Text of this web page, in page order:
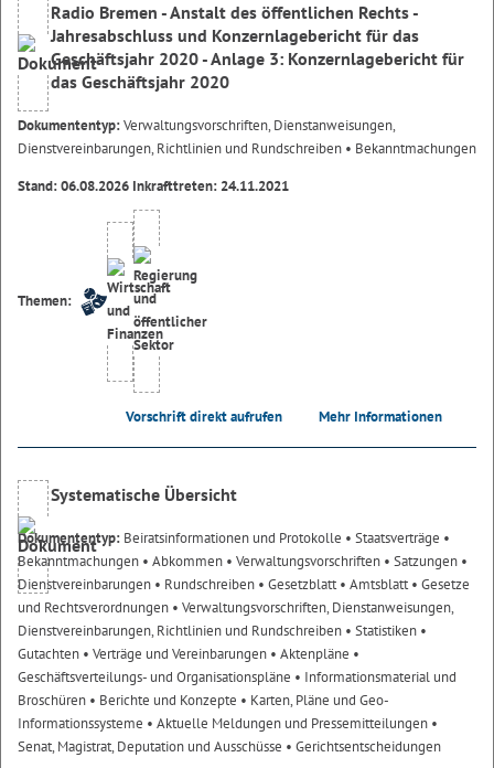
Radio Bremen - Anstalt des öffentlichen Rechts -
Jahresabschluss und Konzernlagebericht für das
Geschäftsjahr 2020 - Anlage 3: Konzernlagebericht für
das Geschäftsjahr 2020
Dokumententyp:Verwaltungsvorschriften, Dienstanweisungen,
Dienstvereinbarungen, Richtlinien und Rundschreiben • Bekanntmachungen
Stand: 06.08.2026 Inkrafttreten: 24.11.2021
Themen:
Vorschrift direkt aufrufen Mehr Informationen
Systematische Übersicht
Dokumententyp: Beiratsinformationen und Protokolle • Staatsverträge •
Bekanntmachungen • Abkommen • Verwaltungsvorschriften • Satzungen •
Dienstvereinbarungen • Rundschreiben • Gesetzblatt• Amtsblatt• Gesetze
und Rechtsverordnungen • Verwaltungsvorschriften, Dienstanweisungen,
Dienstvereinbarungen, Richtlinien und Rundschreiben • Statistiken •
Gutachten • Verträge und Vereinbarungen • Aktenpläne •
Geschäftsverteilungs- und Organisationspläne • Informationsmaterial und
Broschüren • Berichte und Konzepte • Karten, Pläne und Geo-
Informationssysteme • Aktuelle Meldungen und Pressemitteilungen •
Senat, Magistrat, Deputation und Ausschüsse • Gerichtsentscheidungen